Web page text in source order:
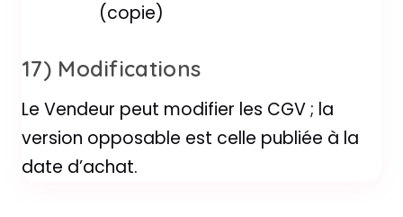
(copie)
17) Modifications
Le Vendeur peut modifier les CGV ; la
version opposable est celle publiée à la
date d’achat.